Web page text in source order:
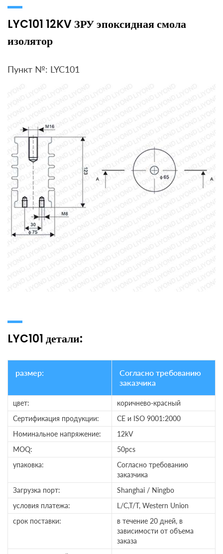
LYC101 12KV ЗРУ эпоксидная смола
изолятор
Пункт №: LYC101
LYC101 детали:
размер:
Согласно требованию
заказчика
цвет:
коричнево-красный
Сертификация продукции:
CE и ISO 9001:2000
Номинальное напряжение:
12kV
MOQ:
50pcs
упаковка:
Согласно требованию
заказчика
Загрузка порт:
Shanghai / Ningbo
условия платежа:
L/C,T/T, Western Union
срок поставки:
в течение 20 дней, в
зависимости от объема
заказа